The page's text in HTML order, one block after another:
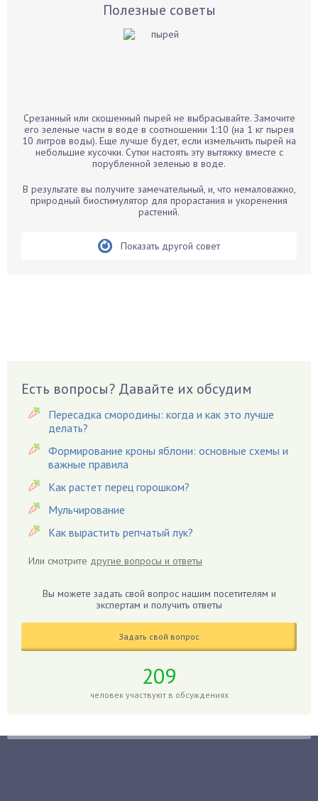
Бархатцы
Бегония
Бирючина
Бобовые
Вредители
Гардения
Гацания
Гвоздики
Георгины
Герань
Гиацинт
Гибискус
Гладиолусы
Голубика
Груши
Полезные советы
Срезанный или скошенный пырей не выбрасывайте. Замочите
его зеленые части в воде в соотношении 1:10 (на 1 кг пырея
10 литров воды). Еще лучше будет, если измельчить пырей на
небольшие кусочки. Сутки настоять эту вытяжку вместе с
порубленной зеленью в воде.
В результате вы получите замечательный, и, что немаловажно,
природный биостимулятор для прорастания и укоренения
растений.
Показать другой совет
Есть вопросы? Давайте их обсудим
Пересадка смородины: когда и как это лучше
делать?
Формирование кроны яблони: основные схемы и
важные правила
Как растет перец горошком?
Мульчирование
Как вырастить репчатый лук?
Или смотрите другие вопросы и ответы
Вы можете задать свой вопрос нашим посетителям и
экспертам и получить ответы
Задать свой вопрос
209
человек участвуют в обсуждениях